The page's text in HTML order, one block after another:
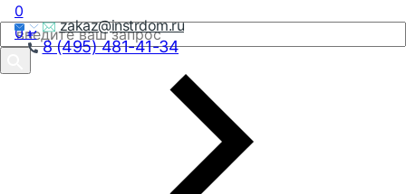
zakaz@instrdom.ru
8 (495) 481-41-34
0
0₽